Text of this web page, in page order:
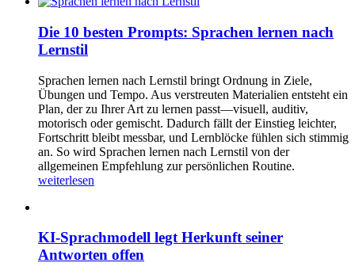
Die 10 besten Prompts: Sprachen lernen nach
Lernstil
Sprachen lernen nach Lernstil bringt Ordnung in Ziele,
Übungen und Tempo. Aus verstreuten Materialien entsteht ein
Plan, der zu Ihrer Art zu lernen passt—visuell, auditiv,
motorisch oder gemischt. Dadurch fällt der Einstieg leichter,
Fortschritt bleibt messbar, und Lernblöcke fühlen sich stimmig
an. So wird Sprachen lernen nach Lernstil von der
allgemeinen Empfehlung zur persönlichen Routine.
weiterlesen
KI-Sprachmodell legt Herkunft seiner
Antworten offen